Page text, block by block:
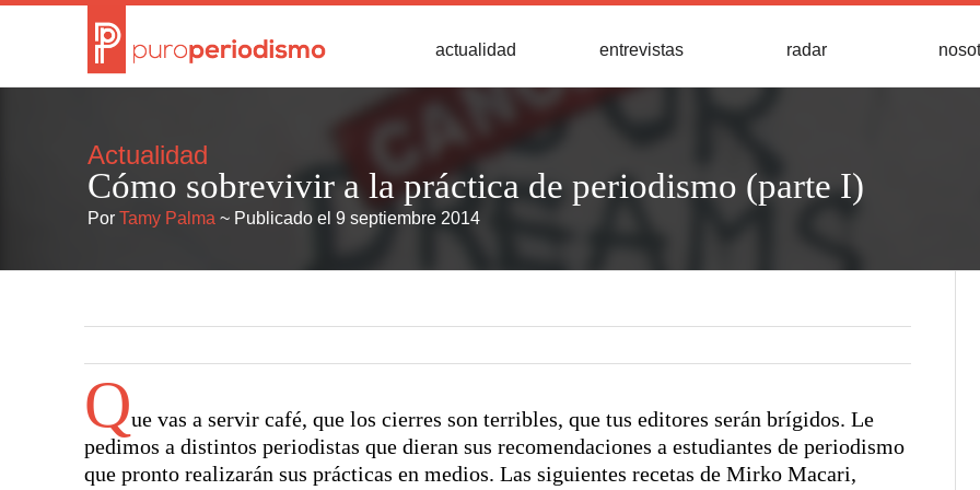
actualidad entrevistas radar
Actualidad
Cómo sobrevivir a la práctica de periodismo (parte I)
Por Tamy Palma ~ Publicado el 9 septiembre 2014
Que vas a servir café, que los cierres son terribles, que tus editores serán brígidos. Le
pedimos a distintos periodistas que dieran sus recomendaciones a estudiantes de periodismo
que pronto realizarán sus prácticas en medios. Las siguientes recetas de Mirko Macari,